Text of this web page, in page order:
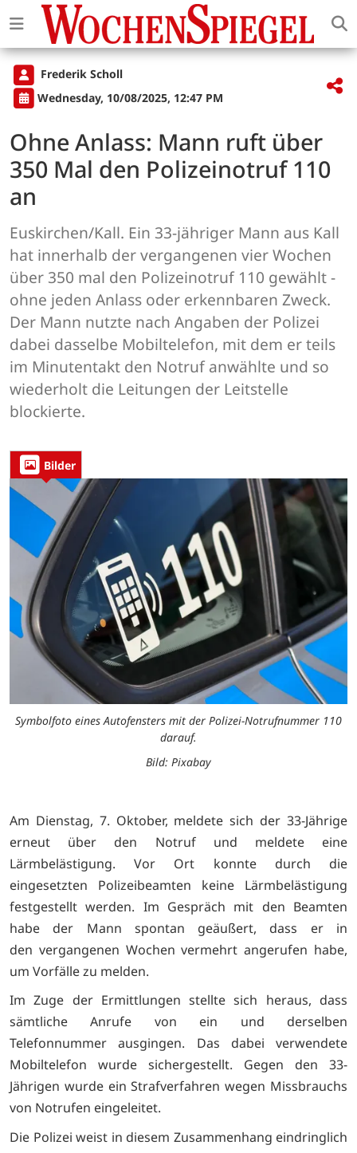
Frederik Scholl
Wednesday, 10/08/2025, 12:47 PM
Ohne Anlass: Mann ruft über
350 Mal den Polizeinotruf 110
an
Euskirchen/Kall. Ein 33-jähriger Mann aus Kall
hat innerhalb der vergangenen vier Wochen
über 350 mal den Polizeinotruf 110 gewählt -
ohne jeden Anlass oder erkennbaren Zweck.
Der Mann nutzte nach Angaben der Polizei
dabei dasselbe Mobiltelefon, mit dem er teils
im Minutentakt den Notruf anwählte und so
wiederholt die Leitungen der Leitstelle
blockierte.
Bilder
Symbolfoto eines Autofensters mit der Polizei-Notrufnummer 110
darauf.
Bild: Pixabay
Am Dienstag, 7. Oktober, meldete sich der 33-Jährige
erneut über den Notruf und meldete eine
Lärmbelästigung. Vor Ort konnte durch die
eingesetzten Polizeibeamten keine Lärmbelästigung
festgestellt werden. Im Gespräch mit den Beamten
habe der Mann spontan geäußert, dass er in
den vergangenen Wochen vermehrt angerufen habe,
um Vorfälle zu melden.
Im Zuge der Ermittlungen stellte sich heraus, dass
sämtliche Anrufe von ein und derselben
Telefonnummer ausgingen. Das dabei verwendete
Mobiltelefon wurde sichergestellt. Gegen den 33-
Jährigen wurde ein Strafverfahren wegen Missbrauchs
von Notrufen eingeleitet.
Die Polizei weist in diesem Zusammenhang eindringlich